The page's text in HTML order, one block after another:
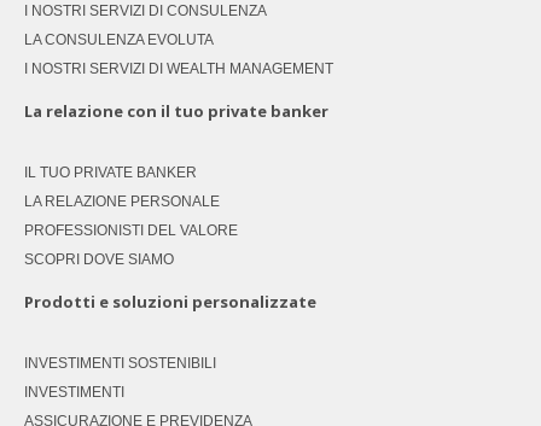
I NOSTRI SERVIZI DI CONSULENZA
LA CONSULENZA EVOLUTA
I NOSTRI SERVIZI DI WEALTH MANAGEMENT
La relazione con il tuo private banker
IL TUO PRIVATE BANKER
LA RELAZIONE PERSONALE
PROFESSIONISTI DEL VALORE
SCOPRI DOVE SIAMO
Prodotti e soluzioni personalizzate
INVESTIMENTI SOSTENIBILI
INVESTIMENTI
ASSICURAZIONE E PREVIDENZA